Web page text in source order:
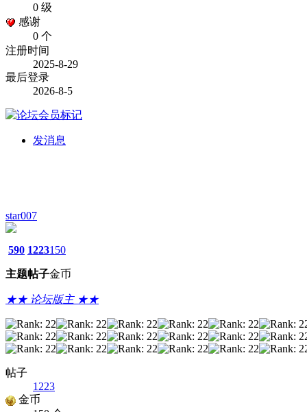
0 级
感谢
0 个
注册时间
2025-8-29
最后登录
2026-8-5
发消息
star007
590
主题
1223
帖子
150
金币
★★ 论坛版主 ★★
帖子
1223
金币